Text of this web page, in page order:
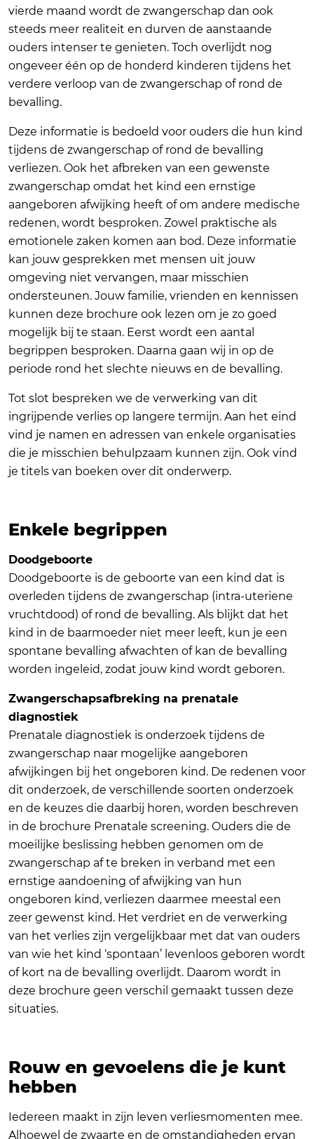
vierde maand wordt de zwangerschap dan ook
steeds meer realiteit en durven de aanstaande
ouders intenser te genieten. Toch overlijdt nog
ongeveer één op de honderd kinderen tijdens het
verdere verloop van de zwangerschap of rond de
bevalling.
Deze informatie is bedoeld voor ouders die hun kind
tijdens de zwangerschap of rond de bevalling
verliezen. Ook het afbreken van een gewenste
zwangerschap omdat het kind een ernstige
aangeboren afwijking heeft of om andere medische
redenen, wordt besproken. Zowel praktische als
emotionele zaken komen aan bod. Deze informatie
kan jouw gesprekken met mensen uit jouw
omgeving niet vervangen, maar misschien
ondersteunen. Jouw familie, vrienden en kennissen
kunnen deze brochure ook lezen om je zo goed
mogelijk bij te staan. Eerst wordt een aantal
begrippen besproken. Daarna gaan wij in op de
periode rond het slechte nieuws en de bevalling.
Tot slot bespreken we de verwerking van dit
ingrijpende verlies op langere termijn. Aan het eind
vind je namen en adressen van enkele organisaties
die je misschien behulpzaam kunnen zijn. Ook vind
je titels van boeken over dit onderwerp.
Enkele begrippen
Doodgeboorte
Doodgeboorte is de geboorte van een kind dat is
overleden tijdens de zwangerschap (intra-uteriene
vruchtdood) of rond de bevalling. Als blijkt dat het
kind in de baarmoeder niet meer leeft, kun je een
spontane bevalling afwachten of kan de bevalling
worden ingeleid, zodat jouw kind wordt geboren.
Zwangerschapsafbreking na prenatale
diagnostiek
Prenatale diagnostiek is onderzoek tijdens de
zwangerschap naar mogelijke aangeboren
afwijkingen bij het ongeboren kind. De redenen voor
dit onderzoek, de verschillende soorten onderzoek
en de keuzes die daarbij horen, worden beschreven
in de brochure Prenatale screening. Ouders die de
moeilijke beslissing hebben genomen om de
zwangerschap af te breken in verband met een
ernstige aandoening of afwijking van hun
ongeboren kind, verliezen daarmee meestal een
zeer gewenst kind. Het verdriet en de verwerking
van het verlies zijn vergelijkbaar met dat van ouders
van wie het kind ‘spontaan’ levenloos geboren wordt
of kort na de bevalling overlijdt. Daarom wordt in
deze brochure geen verschil gemaakt tussen deze
situaties.
Rouw en gevoelens die je kunt
hebben
Iedereen maakt in zijn leven verliesmomenten mee.
Alhoewel de zwaarte en de omstandigheden ervan